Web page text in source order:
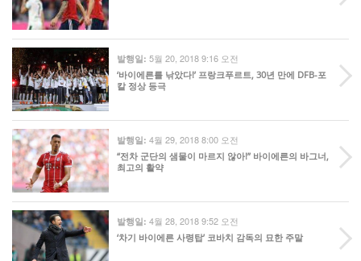
발행일: 5월 20, 2018 9:16 오전
‘바이에른를 낚았다!’ 프랑크푸르트, 30년 만에 DFB-포
칼 정상 등극
발행일: 4월 29, 2018 8:00 오전
“전차 군단의 샘물이 마르지 않아!” 바이에른의 바그너,
최고의 활약
발행일: 4월 28, 2018 9:52 오전
‘차기 바이에른 사령탑’ 코바치 감독의 묘한 주말